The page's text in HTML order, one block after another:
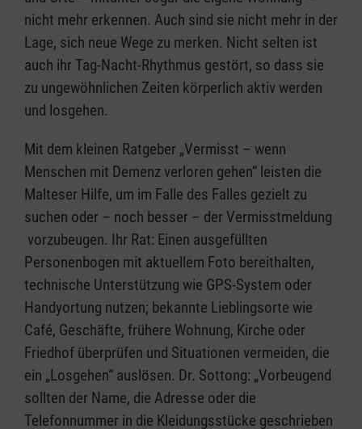
nicht mehr erkennen. Auch sind sie nicht mehr in der
Lage, sich neue Wege zu merken. Nicht selten ist
auch ihr Tag-Nacht-Rhythmus gestört, so dass sie
zu ungewöhnlichen Zeiten körperlich aktiv werden
und losgehen.
Mit dem kleinen Ratgeber „Vermisst – wenn
Menschen mit Demenz verloren gehen“ leisten die
Malteser Hilfe, um im Falle des Falles gezielt zu
suchen oder – noch besser – der Vermisstmeldung
vorzubeugen. Ihr Rat: Einen ausgefüllten
Personenbogen mit aktuellem Foto bereithalten,
technische Unterstützung wie GPS-System oder
Handyortung nutzen; bekannte Lieblingsorte wie
Café, Geschäfte, frühere Wohnung, Kirche oder
Friedhof überprüfen und Situationen vermeiden, die
ein „Losgehen“ auslösen. Dr. Sottong: „Vorbeugend
sollten der Name, die Adresse oder die
Telefonnummer in die Kleidungsstücke geschrieben